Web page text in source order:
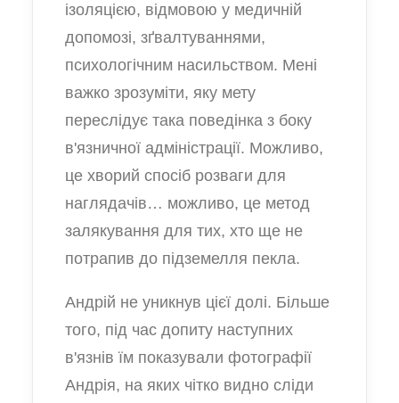
ізоляцією, відмовою у медичній
допомозі, зґвалтуваннями,
психологічним насильством. Мені
важко зрозуміти, яку мету
переслідує така поведінка з боку
в'язничної адміністрації. Можливо,
це хворий спосіб розваги для
наглядачів… можливо, це метод
залякування для тих, хто ще не
потрапив до підземелля пекла.
Андрій не уникнув цієї долі. Більше
того, під час допиту наступних
в'язнів їм показували фотографії
Андрія, на яких чітко видно сліди